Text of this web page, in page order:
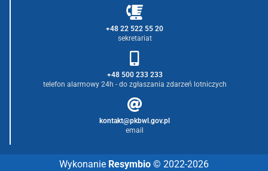
+48 22 522 55 20
sekretariat
+48 500 233 233
telefon alarmowy 24h - do zgłaszania zdarzeń lotniczych
kontakt@pkbwl.gov.pl
email
Wykonanie Resymbio © 2022-2026